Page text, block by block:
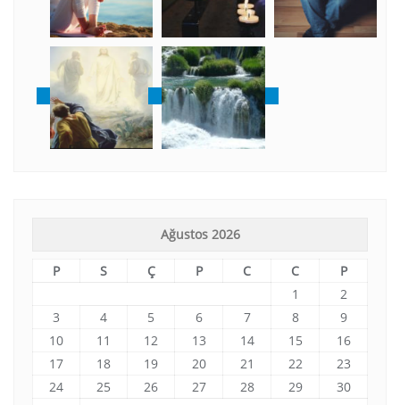
Ağustos 2026
P S Ç P C C
P
1
2
3
4 5 6 7 8
9
10
11 12 13 14 15
16
17
18 19 20 21 22
23
24
25 26 27 28 29
30